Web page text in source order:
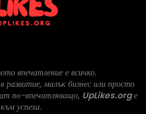
впечатление е всичко.
развитие, малък бизнес или просто
по-впечатляващо, UpLikes.orgе
успеха.